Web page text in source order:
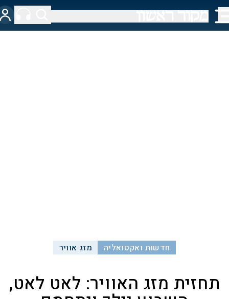
חדשות ואקטואליה מזג אוויר
תחזית מזג האוויר: לאט לאט,